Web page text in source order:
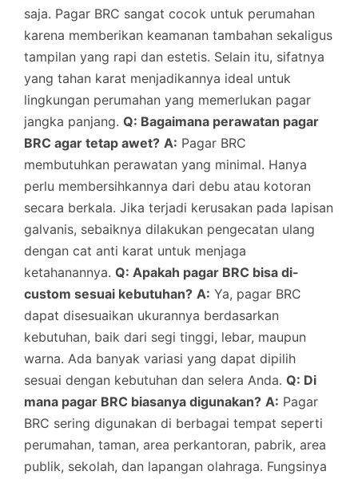
saja. Pagar BRC sangat cocok untuk perumahan
karena memberikan keamanan tambahan sekaligus
tampilan yang rapi dan estetis. Selain itu, sifatnya
yang tahan karat menjadikannya ideal untuk
lingkungan perumahan yang memerlukan pagar
jangka panjang. Q: Bagaimana perawatan pagar
BRC agar tetap awet? A: Pagar BRC
membutuhkan perawatan yang minimal. Hanya
perlu membersihkannya dari debu atau kotoran
secara berkala. Jika terjadi kerusakan pada lapisan
galvanis, sebaiknya dilakukan pengecatan ulang
dengan cat anti karat untuk menjaga
ketahanannya. Q: Apakah pagar BRC bisa di-
custom sesuai kebutuhan? A: Ya, pagar BRC
dapat disesuaikan ukurannya berdasarkan
kebutuhan, baik dari segi tinggi, lebar, maupun
warna. Ada banyak variasi yang dapat dipilih
sesuai dengan kebutuhan dan selera Anda. Q: Di
mana pagar BRC biasanya digunakan? A: Pagar
BRC sering digunakan di berbagai tempat seperti
perumahan, taman, area perkantoran, pabrik, area
publik, sekolah, dan lapangan olahraga. Fungsinya